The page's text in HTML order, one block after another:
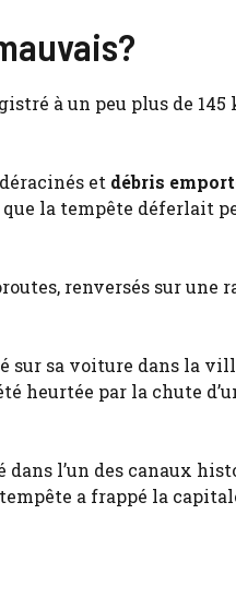
à un peu plus de
et débris
la tempête déferlait
renversés sur une
sur sa voiture dans la
heurtée par la chute
dans l’un des canaux
a frappé la